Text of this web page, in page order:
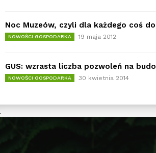
Noc Muzeów, czyli dla każdego coś
NOWOŚCI GOSPODARKA 19 maja 2012
GUS: wzrasta liczba pozwoleń na
NOWOŚCI GOSPODARKA 30 kwietnia 2014